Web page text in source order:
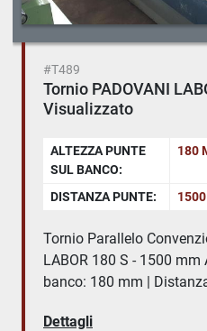
#T489
Tornio PADOVANI
Visualizzato
ALTEZZA PUNTE
SUL BANCO:
180
DISTANZA PUNTE:
Tornio Parallelo
LABOR 180 S - 1500
banco: 180 mm |
Dettagli